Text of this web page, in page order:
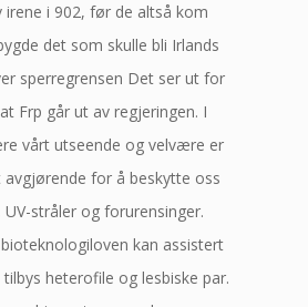
irene i 902, før de altså kom
det som skulle bli Irlands
sperregrensen Det ser ut for
Frp går ut av regjeringen. I
vårt utseende og velvære er
avgjørende for å beskytte oss
stråler og forurensinger.
kan assistert
heterofile og lesbiske par.